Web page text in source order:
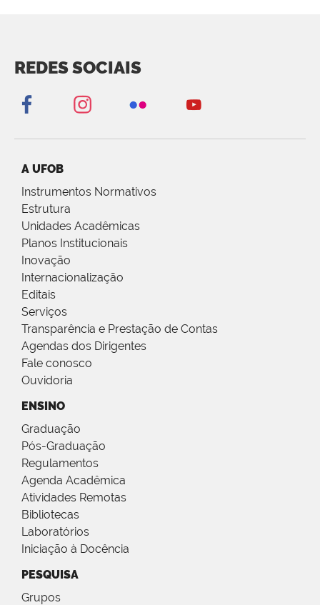
REDES SOCIAIS
A UFOB
Instrumentos Normativos
Estrutura
Unidades Acadêmicas
Planos Institucionais
Inovação
Internacionalização
Editais
Serviços
Transparência e Prestação de Contas
Agendas dos Dirigentes
Fale conosco
Ouvidoria
ENSINO
Graduação
Pós-Graduação
Regulamentos
Agenda Acadêmica
Atividades Remotas
Bibliotecas
Laboratórios
Iniciação à Docência
PESQUISA
Grupos